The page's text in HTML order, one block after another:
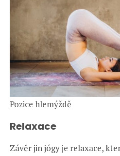
Pozice hlemýždě
Relaxace
Závěr jin jógy je relaxace,